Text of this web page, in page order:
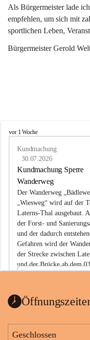
Als Bürgermeister lade
empfehlen, um sich mit
sportlichen Leben,
Bürgermeister Gerold
L
vor 1 Woche
Kundmachung
30.07.2026
Kundmachung Sperre
Wanderweg
Der Wanderweg
„Wiesweg“ wird auf der
Laterns-Thal ausgebaut.
der Forst- und
und der dadurch
Gefahren wird der
der Strecke zwischen
und der Brücke ab dem
ht
1 Seite•0,1 MB
Geschlossen